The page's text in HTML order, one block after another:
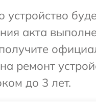
устройство
акта
ремонт
до 3 лет.